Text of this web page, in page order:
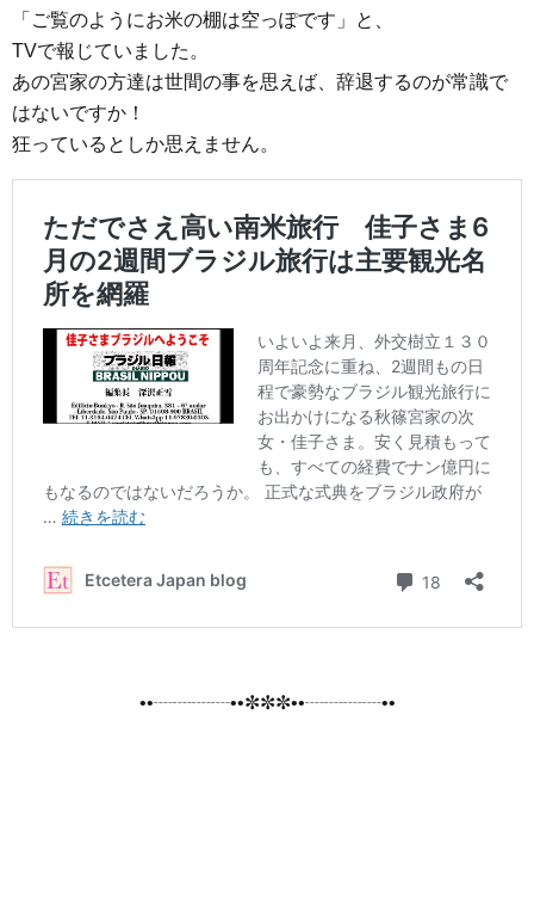
「ご覧のようにお米の棚は空っぽです」と、
TVで報じていました。
あの宮家の方達は世間の事を思えば、辞退するのが常識で
はないですか！
狂っているとしか思えません。
••┈┈┈┈••✼✼✼••┈┈┈┈••